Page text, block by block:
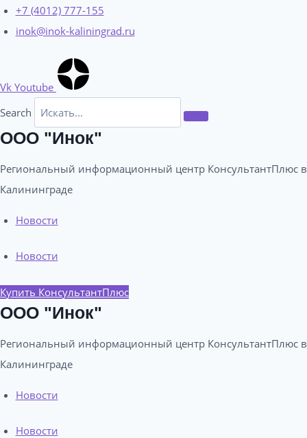
Перейти
к
+7 (4012) 777-155
inok@inok-kaliningrad.ru
Vk Youtube
Search
ООО "Инок"
Региональный информационный центр КонсультантПлюс в
Калининграде​
Новости
Новости
Купить КонсультантПлюс
ООО "Инок"
Региональный информационный центр КонсультантПлюс в
Калининграде​
Новости
Новости